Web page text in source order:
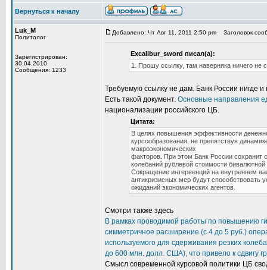
Вернуться к началу
Luk_M
Политолог
Зарегистрирован:
30.04.2010
Сообщения: 1233
Добавлено: Чт Авг 11, 2011 2:50 pm Заголовок
Excalibur_sword писал(а):
1. Прошу ссылку, там наверняка ничего не
Требуемую ссылку не дам. Банк России нигде
Есть такой документ. Основные направления
национализации российского ЦБ.
Цитата:
В целях повышения эффективности
курсообразования, не препятствуя
макроэкономических
факторов. При этом Банк России сохранит
колебаний рублевой стоимости бивалютной
Сокращение интервенций на внутреннем
антикризисных мер будут
ожиданий экономических агентов.
Смотри также здесь
В рамках проводимой работы по повышению
симметричное расширение (с 4 до 5 руб.)
используемого для сдерживания резких
до 600 млн. долл. США), что привело к сдвигу
Смысл современной курсовой политики ЦБ